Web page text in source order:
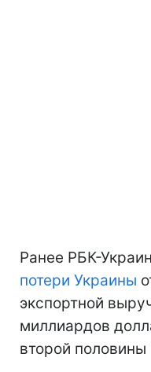
Ранее РБК-
потери Украины
экспортной
миллиардов
второй половины